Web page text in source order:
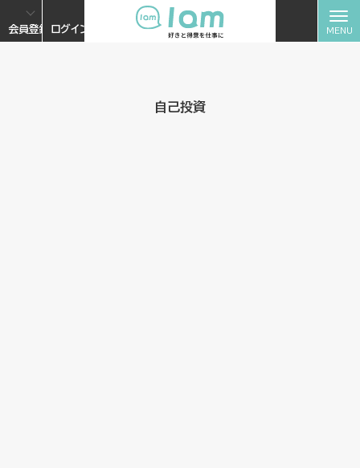
会員登録 ログイン
自己投資